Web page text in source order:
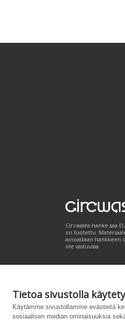
Tietoa sivustolla
Käytämme sivustollamme evästeitä
sosiaalisen median ominaisuuksia
Circwaste-hanke saa
on tuotettu.
ainoastaan hankkeen
ole vastuussa.
Palvelukuvaus|
Powered by –